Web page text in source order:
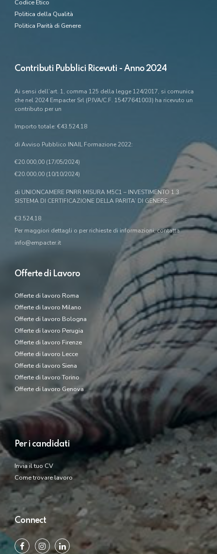
Codice Etico
Politica della Qualità
Politica Parità di Genere
Contributi Pubblici Ricevuti - Anno 2024
Ai sensi dell’art. 1, comma 125 della legge 124/2017, si comunica
che nel 2024 Empacter Srl (P.IVA/C.F. 15477641003) ha ricevuto un
contributo per un
Importo totale: €43.524,18
di Avviso Pubblico INAIL Formazione 2022:
€20.000,00 (17/05/2024)
€20.000,00 (10/10/2024)
di UNIONCAMERE PNRR MISURA M5C1 – INVESTIMENTO 1.3
SISTEMA DI CERTIFICAZIONE DELLA PARITA’ DI GENERE:
€3.524,18
Per maggiori dettagli o per richieste di informazioni, contatta
info@empacter.it
Offerte di Lavoro
Offerte di lavoro Roma
Offerte di lavoro Milano
Offerte di lavoro Bologna
Offerte di lavoro Perugia
Offerte di lavoro Firenze
Offerte di lavoro Lecce
Offerte di lavoro Siena
Offerte di lavoro Torino
Offerte di lavoro Genova
Per i candidati
Invia il tuo CV
Come trovare lavoro
Connect